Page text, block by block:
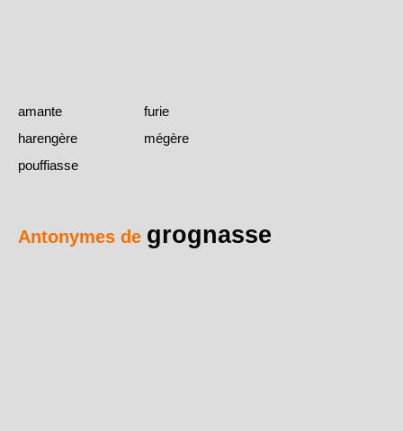
amante
furie
harengère
mégère
pouffiasse
Antonymes de grognasse